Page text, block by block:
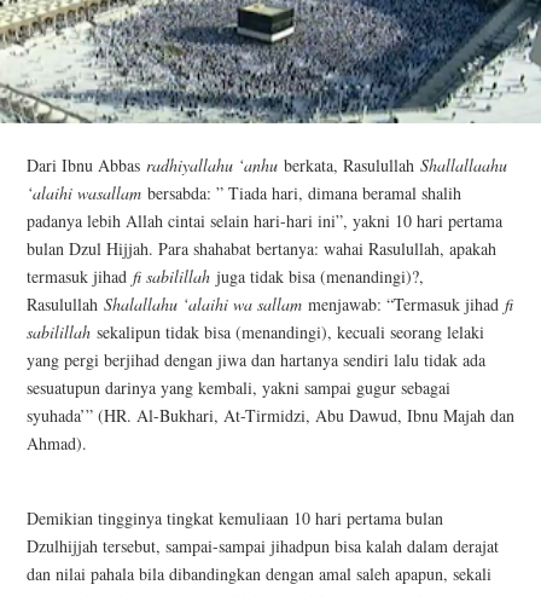
Dari Ibnu Abbas radhiyallahu ‘anhu berkata, Rasulullah Shallallaahu
‘alaihi wasallam bersabda: ” Tiada hari, dimana beramal shalih
padanya lebih Allah cintai selain hari-hari ini”, yakni 10 hari pertama
bulan Dzul Hijjah. Para shahabat bertanya: wahai Rasulullah, apakah
termasuk jihad fi sabilillah juga tidak bisa (menandingi)?,
Rasulullah Shalallahu ‘alaihi wa sallam menjawab: “Termasuk jihad fi
sabilillah sekalipun tidak bisa (menandingi), kecuali seorang lelaki
yang pergi berjihad dengan jiwa dan hartanya sendiri lalu tidak ada
sesuatupun darinya yang kembali, yakni sampai gugur sebagai
syuhada’” (HR. Al-Bukhari, At-Tirmidzi, Abu Dawud, Ibnu Majah dan
Ahmad).
Demikian tingginya tingkat kemuliaan 10 hari pertama bulan
Dzulhijjah tersebut, sampai-sampai jihadpun bisa kalah dalam derajat
dan nilai pahala bila dibandingkan dengan amal saleh apapun, sekali